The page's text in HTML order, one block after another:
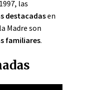
las
destacadasen
Madre son
familiares.